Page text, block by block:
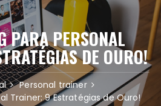
PARA PERSONAL
DE OURO!
Personal trainer
Trainer: 9 Estratégias de Ouro!